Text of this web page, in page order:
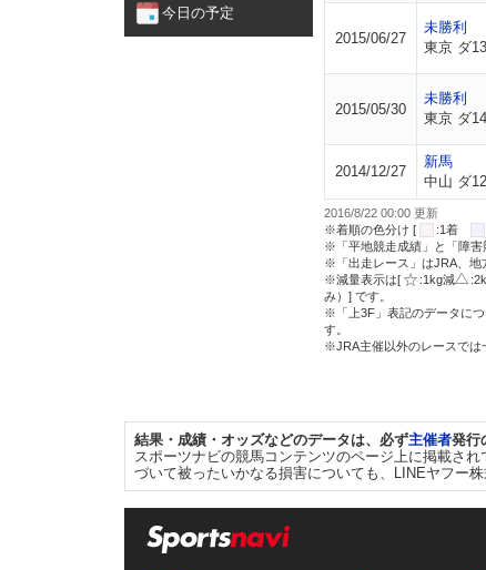
今日の予定
2015/06/27
未勝利
東京 ダ
2015/05/30
未勝利
東京 ダ
2014/12/27
新馬
中山 ダ
2016/8/22 00:00 更新
※着順の色分け [
:1着
※「平地競走成績」と「障害
※「出走レース」はJRA、地
※減量表示は[
:1kg減
み）] です。
※「上3F」表記のデータに
す。
※JRA主催以外のレースでは
結果・成績・オッズなどのデータは、必ず主催者発行
スポーツナビの競馬コンテンツのページ上に掲載さ
づいて被ったいかなる損害についても、LINEヤフー